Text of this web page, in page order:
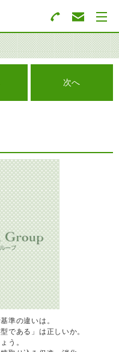
次へ
準の違いは。
である」は正しいか。
う。